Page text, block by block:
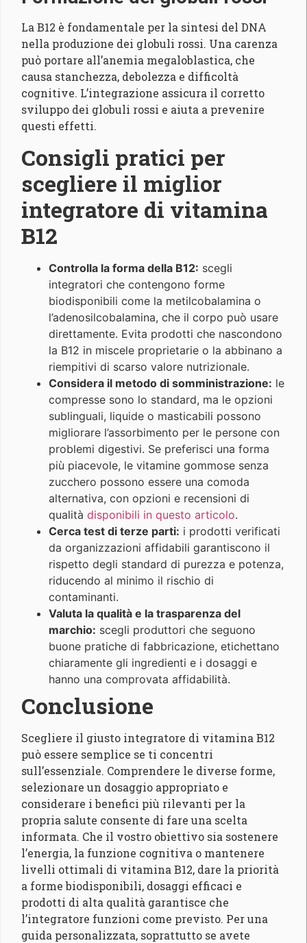
La B12 è fondamentale per la sintesi del DNA
nella produzione dei globuli rossi. Una carenza
può portare all’anemia megaloblastica, che
causa stanchezza, debolezza e difficoltà
cognitive. L’integrazione assicura il corretto
sviluppo dei globuli rossi e aiuta a prevenire
questi effetti.
Consigli pratici per
scegliere il miglior
integratore di vitamina
B12
Controlla la forma della B12: scegli
integratori che contengono forme
biodisponibili come la metilcobalamina o
l’adenosilcobalamina, che il corpo può usare
direttamente. Evita prodotti che nascondono
la B12 in miscele proprietarie o la abbinano a
riempitivi di scarso valore nutrizionale.
Considera il metodo di somministrazione: le
compresse sono lo standard, ma le opzioni
sublinguali, liquide o masticabili possono
migliorare l’assorbimento per le persone con
problemi digestivi. Se preferisci una forma
più piacevole, le vitamine gommose senza
zucchero possono essere una comoda
alternativa, con opzioni e recensioni di
qualità disponibili in questo articolo.
Cerca test di terze parti: i prodotti verificati
da organizzazioni affidabili garantiscono il
rispetto degli standard di purezza e potenza,
riducendo al minimo il rischio di
contaminanti.
Valuta la qualità e la trasparenza del
marchio: scegli produttori che seguono
buone pratiche di fabbricazione, etichettano
chiaramente gli ingredienti e i dosaggi e
hanno una comprovata affidabilità.
Conclusione
Scegliere il giusto integratore di vitamina B12
può essere semplice se ti concentri
sull’essenziale. Comprendere le diverse forme,
selezionare un dosaggio appropriato e
considerare i benefici più rilevanti per la
propria salute consente di fare una scelta
informata. Che il vostro obiettivo sia sostenere
l’energia, la funzione cognitiva o mantenere
livelli ottimali di vitamina B12, dare la priorità
a forme biodisponibili, dosaggi efficaci e
prodotti di alta qualità garantisce che
l’integratore funzioni come previsto. Per una
guida personalizzata, soprattutto se avete